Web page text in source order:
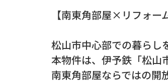
【南東角部屋×リフォー
松山市中心部での暮らし
本物件は、伊予鉄「松山
南東角部屋ならではの開